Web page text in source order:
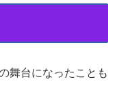
舞台になったことも